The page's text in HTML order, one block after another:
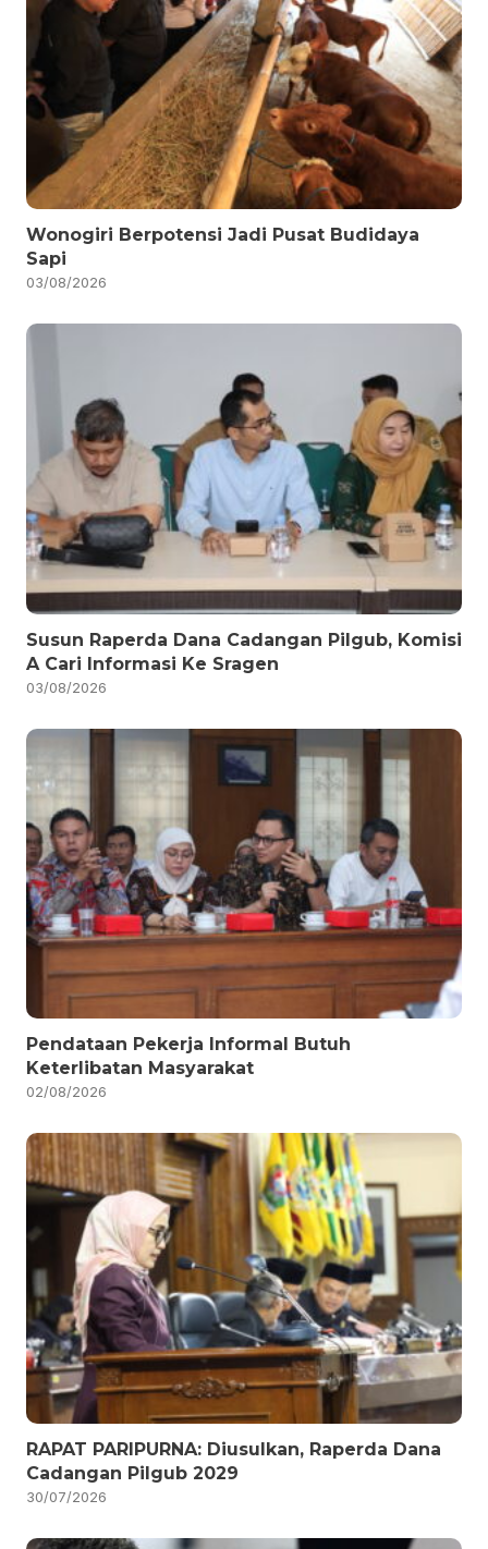
Wonogiri Berpotensi Jadi Pusat Budidaya
Sapi
03/08/2026
Susun Raperda Dana Cadangan Pilgub, Komisi
A Cari Informasi Ke Sragen
03/08/2026
Pendataan Pekerja Informal Butuh
Keterlibatan Masyarakat
02/08/2026
RAPAT PARIPURNA: Diusulkan, Raperda Dana
Cadangan Pilgub 2029
30/07/2026